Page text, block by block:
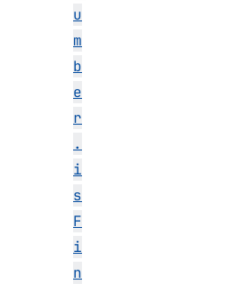
u
m
b
e
r
.
i
s
F
i
n